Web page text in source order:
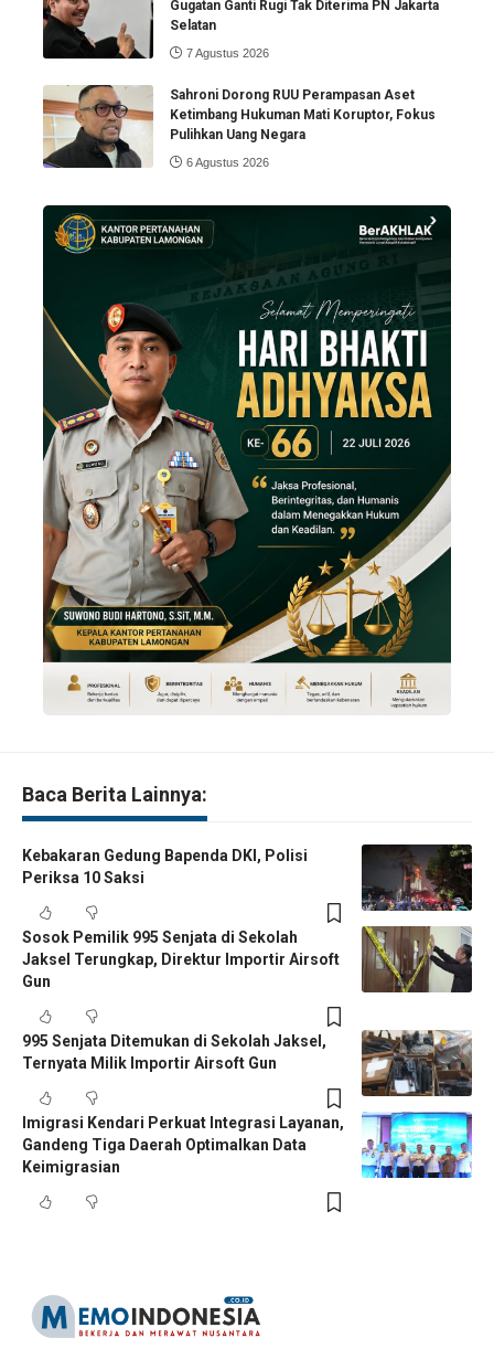
Gugatan Ganti Rugi Tak Diterima PN Jakarta
Selatan
7 Agustus 2026
Sahroni Dorong RUU Perampasan Aset
Ketimbang Hukuman Mati Koruptor, Fokus
Pulihkan Uang Negara
6 Agustus 2026
Baca Berita Lainnya:
Kebakaran Gedung Bapenda DKI, Polisi
Periksa 10 Saksi
Sosok Pemilik 995 Senjata di Sekolah
Jaksel Terungkap, Direktur Importir Airsoft
Gun
995 Senjata Ditemukan di Sekolah Jaksel,
Ternyata Milik Importir Airsoft Gun
Imigrasi Kendari Perkuat Integrasi Layanan,
Gandeng Tiga Daerah Optimalkan Data
Keimigrasian